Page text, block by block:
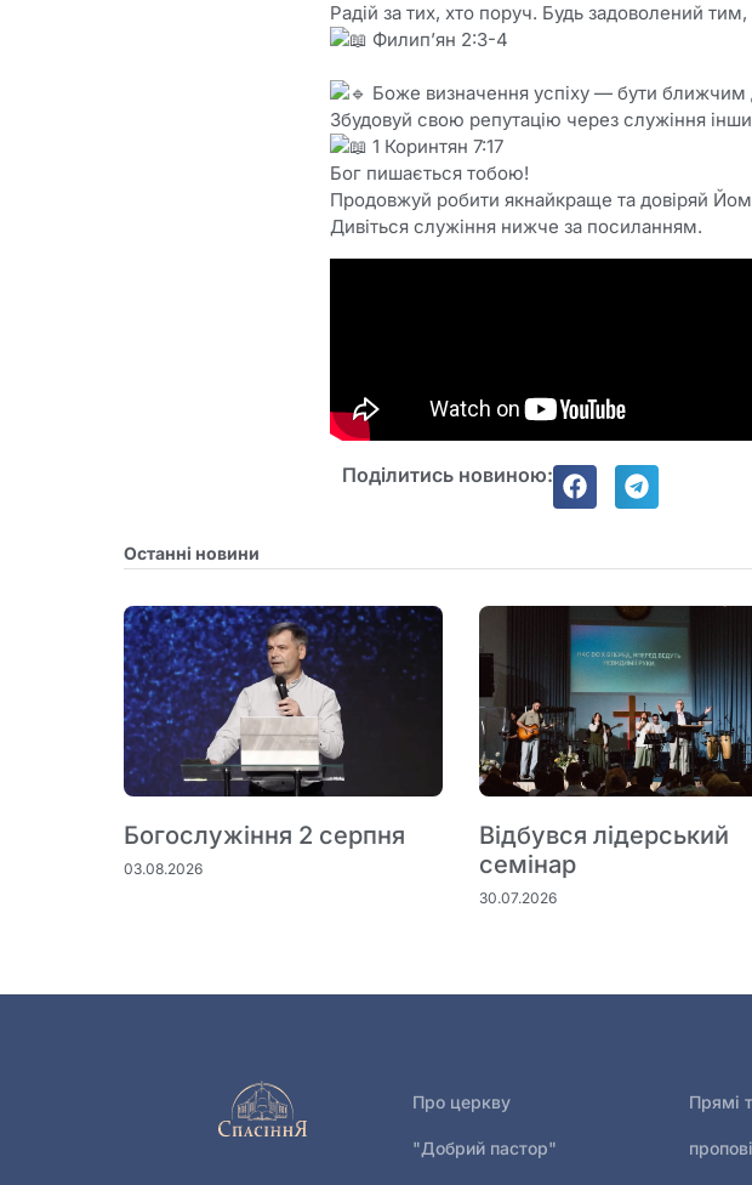
Радій за тих, хто поруч. Будь задоволений
Филип’ян 2:3-4
Боже визначення успіху — бути ближчим
Збудовуй свою репутацію через служіння
1 Коринтян 7:17
Бог пишається тобою!
Продовжуй робити якнайкраще та довіряй
Дивіться служіння нижче за посиланням.
Поділитись новиною:
Останні новини
Богослужіння 2 серпня
03.08.2026
Відбувся лідерський
семінар
30.07.2026
Про церкву
"Добрий пастор"
Прямі